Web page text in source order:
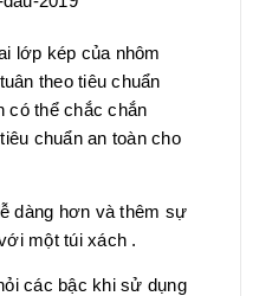
lớp kép của nhôm
theo tiêu chuẩn
có thể chắc chắn
chuẩn an toàn cho
dàng hơn và thêm sự
một túi xách .
các bậc khi sử dụng